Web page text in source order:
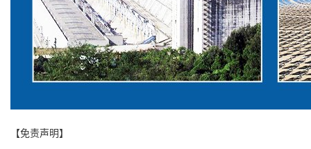
【免责声明】